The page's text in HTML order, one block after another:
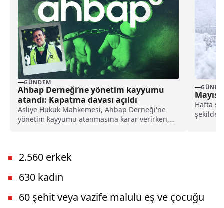
GÜNDEM
Ahbap Derneği’ne yönetim kayyumu
atandı: Kapatma davası açıldı
Asliye Hukuk Mahkemesi, Ahbap Derneği'ne
yönetim kayyumu atanmasına karar verirken,
Mayıs
Hafta
şekilde
2.560 erkek
630 kadın
60 şehit veya vazife malulü eş ve çocuğu